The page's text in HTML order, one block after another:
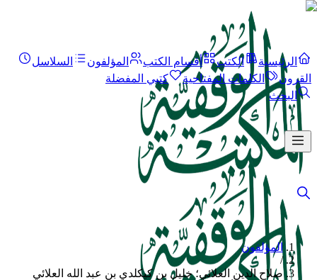
الرئيسية الكتب أقسام الكتب المؤلفون
السلاسل
القرون
الكلمات المفتاحية
كتبي المفضلة
البحث
المؤلفون
/
صلاح الدين العلائي؛ خليل بن كيكلدي بن عبد الله العلائي